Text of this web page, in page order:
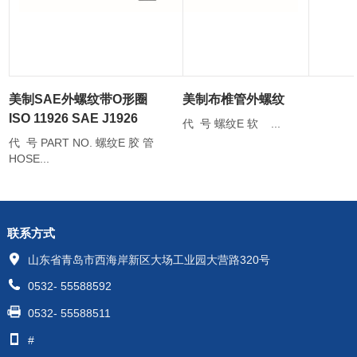
美制SAE外螺纹带O形圈
ISO 11926 SAE J1926
代 号 PART NO. 螺纹E 胶 管
HOSE...
美制布椎管外螺纹
代 号 螺纹E 软 ...
联系方式
山东省青岛市西海岸新区大场工业园大营路320号
0532- 55588592
0532- 55588511
#